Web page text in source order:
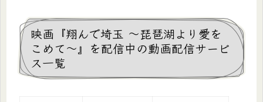
映画『翔んで埼玉 ～琵琶湖より愛を
こめて～』を配信中の動画配信サービ
ス一覧